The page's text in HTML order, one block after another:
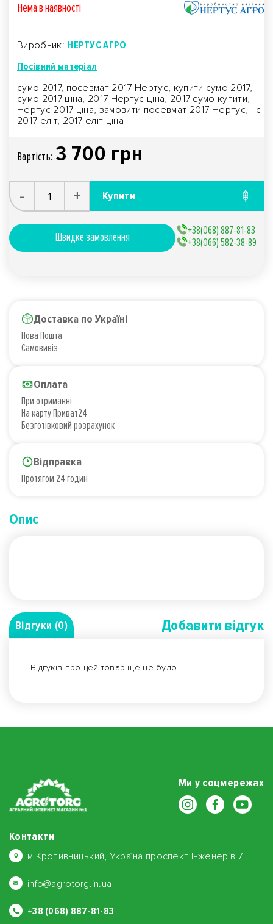
Нема в наявностi
Виробник: НЕРТУС АГРО
Посівний матеріал
сумо 2017, посевмат 2017 Нертус, купити сумо 2017,
сумо 2017 ціна, 2017 Нертус ціна, 2017 сумо купити,
Нертус 2017 ціна, замовити посевмат 2017 Нертус, нс
2017 еліт, 2017 еліт ціна
Вартiсть: 3 700 грн
- + Купити
Швидке замовлення
+38(068) 887-81-83
+38(066) 582-38-89
Доставка по Україні
Нова Пошта
Самовивіз
Оплата
При отриманні
На карту Приват24
Безготівковий розрахунок
Відправка
Протягом 24 годин
Опис
Відгуки (0) Добавити вiдгук
Відгуків про цей товар ще не було.
Ми у соцмережах
Контакти
м.Кропивницький, Україна проспект Інженерів 7
info@agrotorg.in.ua
+38 (068) 887-81-83